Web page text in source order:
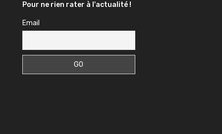
Pour ne rien rater à l'actualité !
Email